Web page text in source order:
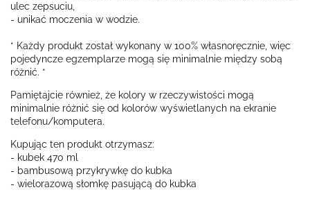
ulec zepsuciu,
- unikać moczenia w wodzie.
* Każdy produkt został wykonany w 100% własnoręcznie, więc
pojedyncze egzemplarze mogą się minimalnie między sobą
różnić. *
Pamiętajcie również, że kolory w rzeczywistości mogą
minimalnie różnić się od kolorów wyświetlanych na ekranie
telefonu/komputera.
Kupując ten produkt otrzymasz:
- kubek 470 ml
- bambusową przykrywkę do kubka
- wielorazową słomkę pasującą do kubka